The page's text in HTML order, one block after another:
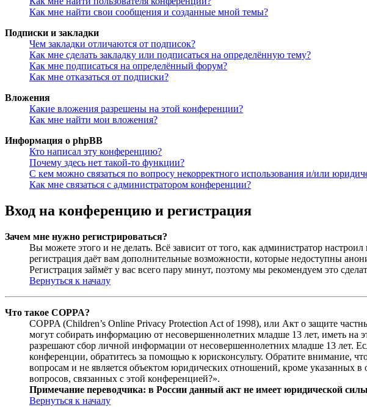
Как мне найти свои сообщения и созданные мной темы?
Подписки и закладки
Чем закладки отличаются от подписок?
Как мне сделать закладку или подписаться на определённую тему?
Как мне подписаться на определённый форум?
Как мне отказаться от подписки?
Вложения
Какие вложения разрешены на этой конференции?
Как мне найти мои вложения?
Информация о phpBB
Кто написал эту конференцию?
Почему здесь нет такой-то функции?
С кем можно связаться по вопросу некорректного использования и/или
Как мне связаться с администратором конференции?
Вход на конференцию и регистрация
Зачем мне нужно регистрироваться?
Вы можете этого и не делать. Всё зависит от того, как администратор
регистрация даёт вам дополнительные возможности, которые недоступны
Регистрация займёт у вас всего пару минут, поэтому мы рекомендуем это
Вернуться к началу
Что такое COPPA?
COPPA (Children’s Online Privacy Protection Act of 1998), или Акт о защите
могут собирать информацию от несовершеннолетних младше 13 лет, иметь на
разрешают сбор личной информации от несовершеннолетних младше 13 лет.
конференции, обратитесь за помощью к юрисконсульту. Обратите внимание,
вопросам и не является объектом юридических отношений, кроме указанных
вопросов, связанных с этой конференцией?».
Примечание переводчика: в России данный акт не имеет юридической
Вернуться к началу